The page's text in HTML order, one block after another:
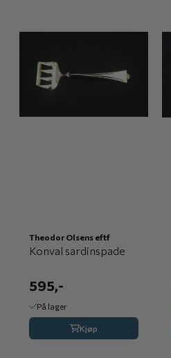
Theodor Olsens eftf
Konval sardinspade
595,-
På lager
Kjøp